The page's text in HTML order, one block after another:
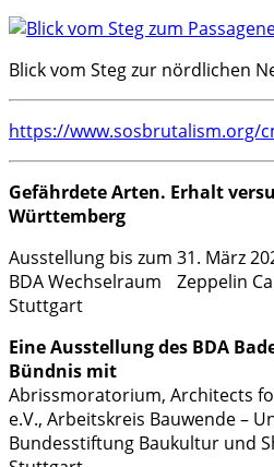
Blick vom Steg zur nördlichen
https://www.sosbrutalism.org/
Gefährdete Arten. Erhalt
Württemberg
Ausstellung bis zum 31. März
BDA Wechselraum Zeppelin
Stuttgart
Eine Ausstellung des BDA
Bündnis mit
Abrissmoratorium, Architects
e.V., Arbeitskreis Bauwende –
Bundesstiftung Baukultur und